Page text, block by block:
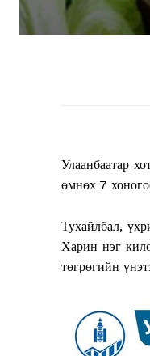
Улаанбаатар
өмнөх 7
Тухайлбал,
Харин нэг
төгрөгийн